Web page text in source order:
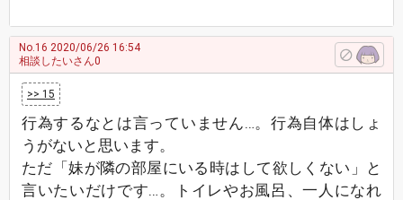
No.16 2020/06/26 16:54
相談したいさん0
>> 15
行為するなとは言っていません…。行為自体はしょ
うがないと思います。
ただ「妹が隣の部屋にいる時はして欲しくない」と
言いたいだけです…。トイレやお風呂、一人になれ